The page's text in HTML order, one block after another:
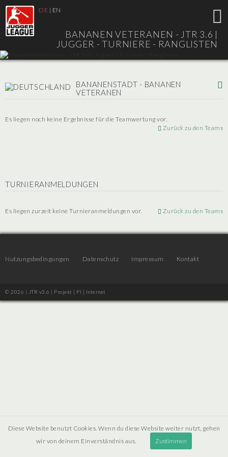
DE | EN
BANANEN VETERANEN - JTR 3.6 |
JUGGER - TURNIERE - RANGLISTEN
BANANENSTADT - BANANEN
VETERANEN
Es liegen noch keine Ergebnisse für die Teamwertung vor.
Zurück zu den Teams
TURNIERANMELDUNGEN
Es liegen zurzeit keine Turnieranmeldungen vor. Zurück zu den Teams
Nutzungsbedingungen Datenschutz Impressum Kontakt
© 2026 | JTR v3.6 | Projekt [ PI ] Internet
Diese Website benutzt Cookies. Wenn du diese Website weiter nutzt, gehen
wir von deinem Einverständnis aus.
Zustimmen